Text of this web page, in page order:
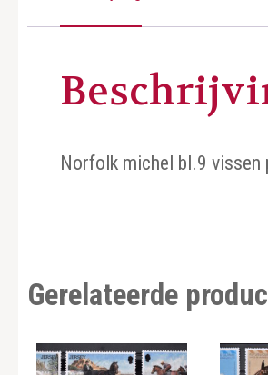
Norfolk michel bl.9
Gerelateerde